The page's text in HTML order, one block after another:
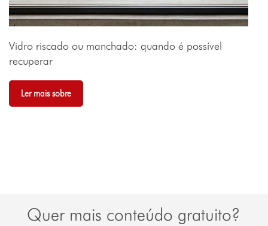
Vidro riscado ou manchado: quando é possível
recuperar
Ler mais sobre
Quer mais conteúdo gratuito?